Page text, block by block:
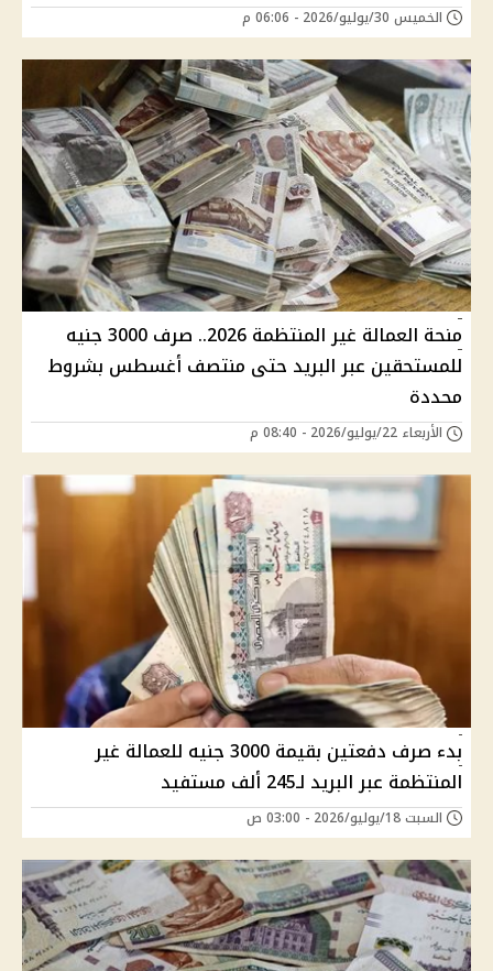
الخميس 30/يوليو/2026 - 06:06 م
منحة العمالة غير المنتظمة 2026.. صرف 3000 جنيه
للمستحقين عبر البريد حتى منتصف أغسطس بشروط
محددة
الأربعاء 22/يوليو/2026 - 08:40 م
بدء صرف دفعتين بقيمة 3000 جنيه للعمالة غير
المنتظمة عبر البريد لـ245 ألف مستفيد
السبت 18/يوليو/2026 - 03:00 ص